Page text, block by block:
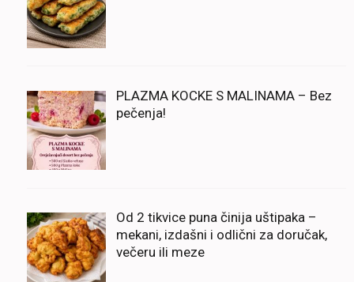
PLAZMA KOCKE S MALINAMA – Bez
pečenja!
Od 2 tikvice puna činija uštipaka –
mekani, izdašni i odlični za doručak,
večeru ili meze